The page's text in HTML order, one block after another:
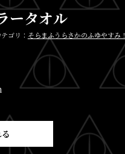
ータオル
テゴリ： そらまふうらさかのふゆやすみ！